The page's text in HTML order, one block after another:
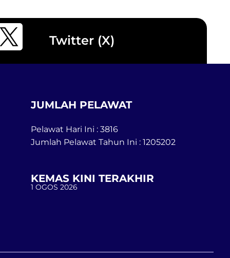
Twitter (X)
JUMLAH PELAWAT
Pelawat Hari Ini : 3816
Jumlah Pelawat Tahun Ini : 1205202
KEMAS KINI TERAKHIR
1 OGOS 2026